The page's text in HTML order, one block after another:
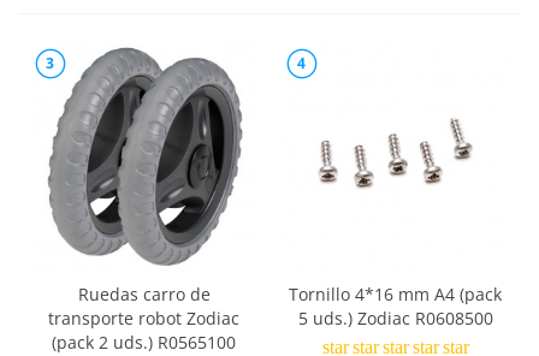
3
Ruedas carro de
transporte robot Zodiac
(pack 2 uds.) R0565100
4
Tornillo 4*16 mm A4 (pack
5 uds.) Zodiac R0608500
star star star star star